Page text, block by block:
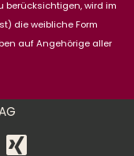
berücksichtigen, wird im
die weibliche Form
auf Angehörige aller